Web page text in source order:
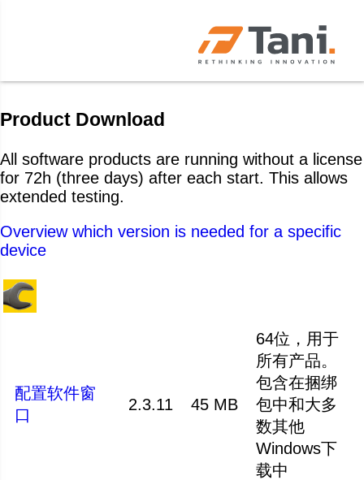
Product Download
All software products are running without a license
for 72h (three days) after each start. This allows
extended testing.
Overview which version is needed for a specific
device
配置软件窗
口
2.3.11 45 MB
64位，用于
所有产品。
包含在捆绑
包中和大多
数其他
Windows下
载中